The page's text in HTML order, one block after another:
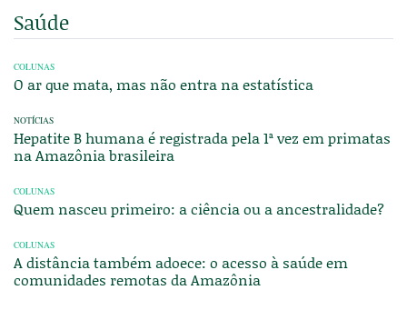
Saúde
COLUNAS
O ar que mata, mas não entra na estatística
NOTÍCIAS
Hepatite B humana é registrada pela 1ª vez em primatas
na Amazônia brasileira
COLUNAS
Quem nasceu primeiro: a ciência ou a ancestralidade?
COLUNAS
A distância também adoece: o acesso à saúde em
comunidades remotas da Amazônia